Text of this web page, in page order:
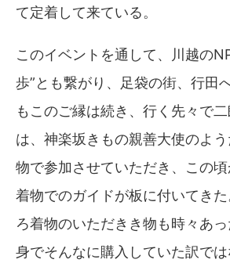
て定着して来ている。
このイベントを通して、川越の
歩”とも繋がり、足袋の街、行田
もこのご縁は続き、行く先々で
は、神楽坂きもの親善大使のよ
物で参加させていただき、この
着物でのガイドが板に付いてき
ろ着物のいただきき物も時々あ
身でそんなに購入していた訳では